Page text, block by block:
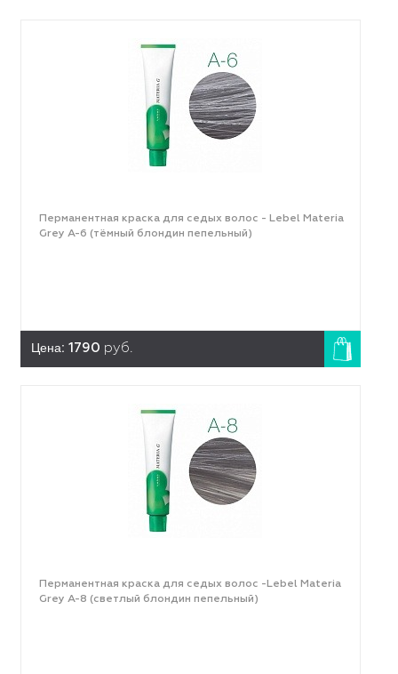
Перманентная краска для седых волос - Lebel Materia
Grey A-6 (тёмный блондин пепельный)
Цена: 1790 руб.
Перманентная краска для седых волос -Lebel Materia
Grey A-8 (светлый блондин пепельный)